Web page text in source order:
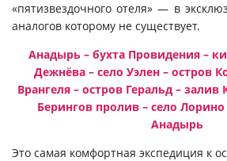
«пятизвездочного отеля» — в
аналогов которому не существует.
Анадырь – бухта Провидения –
Дежнёва – село Уэлен – остров
Врангеля – остров Геральд – залив
Берингов пролив – село Лорино
Анадырь
Это самая комфортная экспедиция к